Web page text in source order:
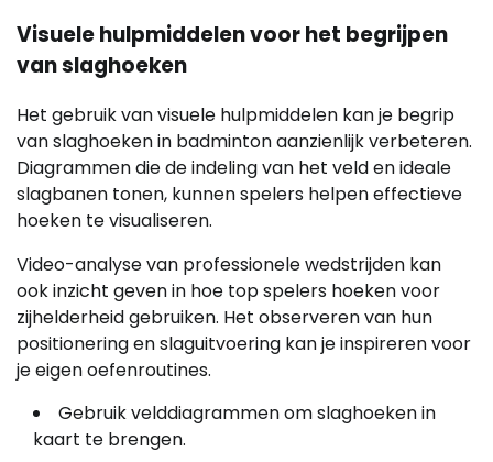
Visuele hulpmiddelen voor het begrijpen
van slaghoeken
Het gebruik van visuele hulpmiddelen kan je begrip
van slaghoeken in badminton aanzienlijk verbeteren.
Diagrammen die de indeling van het veld en ideale
slagbanen tonen, kunnen spelers helpen effectieve
hoeken te visualiseren.
Video-analyse van professionele wedstrijden kan
ook inzicht geven in hoe top spelers hoeken voor
zijhelderheid gebruiken. Het observeren van hun
positionering en slaguitvoering kan je inspireren voor
je eigen oefenroutines.
Gebruik velddiagrammen om slaghoeken in
kaart te brengen.